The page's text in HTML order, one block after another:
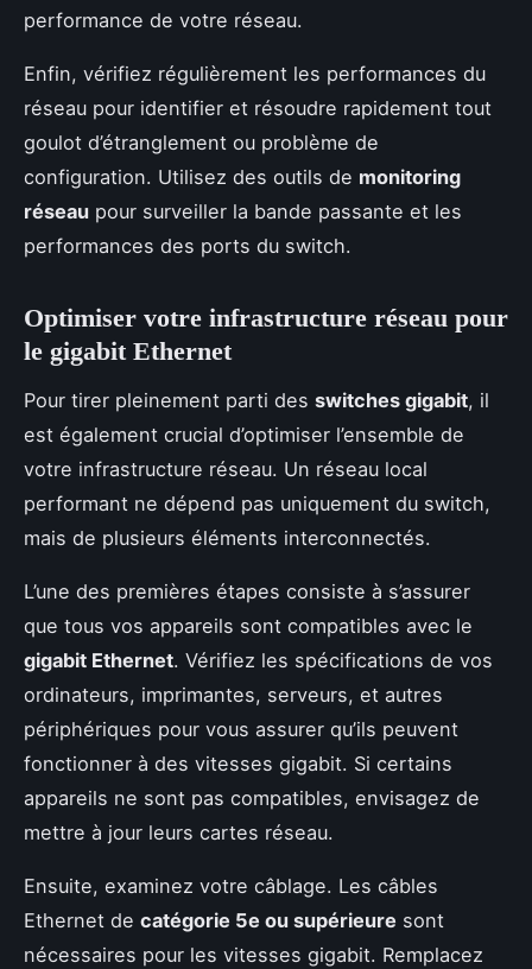
performance de votre réseau.
Enfin, vérifiez régulièrement les performances du
réseau pour identifier et résoudre rapidement tout
goulot d’étranglement ou problème de
configuration. Utilisez des outils de monitoring
réseau pour surveiller la bande passante et les
performances des ports du switch.
Optimiser votre infrastructure réseau pour
le gigabit Ethernet
Pour tirer pleinement parti des switches gigabit, il
est également crucial d’optimiser l’ensemble de
votre infrastructure réseau. Un réseau local
performant ne dépend pas uniquement du switch,
mais de plusieurs éléments interconnectés.
L’une des premières étapes consiste à s’assurer
que tous vos appareils sont compatibles avec le
gigabit Ethernet. Vérifiez les spécifications de vos
ordinateurs, imprimantes, serveurs, et autres
périphériques pour vous assurer qu’ils peuvent
fonctionner à des vitesses gigabit. Si certains
appareils ne sont pas compatibles, envisagez de
mettre à jour leurs cartes réseau.
Ensuite, examinez votre câblage. Les câbles
Ethernet de catégorie 5e ou supérieure sont
nécessaires pour les vitesses gigabit. Remplacez